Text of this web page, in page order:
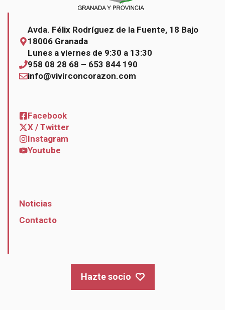
Avda. Félix Rodríguez de la Fuente, 18 Bajo
18006 Granada
Lunes a viernes de 9:30 a 13:30
958 08 28 68 – 653 844 190
info@vivirconcorazon.com
Facebook
X / Twitter
Instagram
Youtube
Noticias
Contacto
Hazte socio